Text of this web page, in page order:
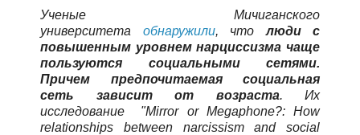
Ученые Мичиганского
университета обнаружили, чтолюди с
повышенным уровнем нарциссизма чаще
пользуются социальными сетями.
Причем предпочитаемая социальная
сеть зависит от возраста. Их
исследование "Mirror or Megaphone?: How
relationships between narcissism and social